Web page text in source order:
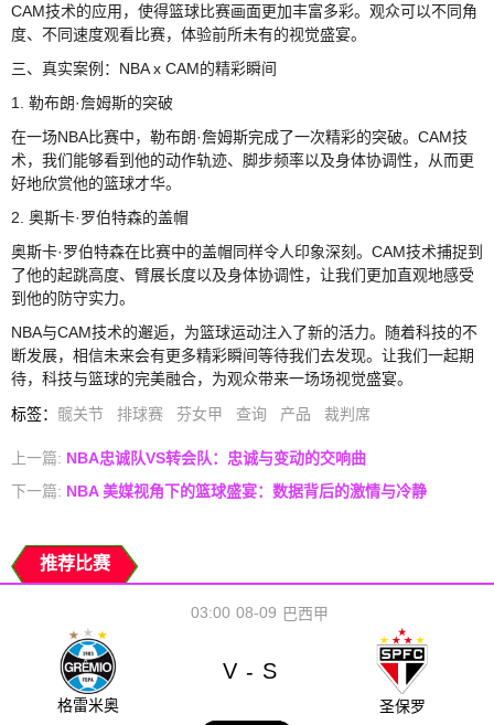
CAM技术的应用，使得篮球比赛画面更加丰富多彩。观众可以不同角
度、不同速度观看比赛，体验前所未有的视觉盛宴。
三、真实案例：NBA x CAM的精彩瞬间
1. 勒布朗·詹姆斯的突破
在一场NBA比赛中，勒布朗·詹姆斯完成了一次精彩的突破。CAM技
术，我们能够看到他的动作轨迹、脚步频率以及身体协调性，从而更
好地欣赏他的篮球才华。
2. 奥斯卡·罗伯特森的盖帽
奥斯卡·罗伯特森在比赛中的盖帽同样令人印象深刻。CAM技术捕捉到
了他的起跳高度、臂展长度以及身体协调性，让我们更加直观地感受
到他的防守实力。
NBA与CAM技术的邂逅，为篮球运动注入了新的活力。随着科技的不
断发展，相信未来会有更多精彩瞬间等待我们去发现。让我们一起期
待，科技与篮球的完美融合，为观众带来一场场视觉盛宴。
标签： 髋关节 排球赛 芬女甲 查询 产品 裁判席
上一篇: NBA忠诚队VS转会队：忠诚与变动的交响曲
下一篇: NBA 美媒视角下的篮球盛宴：数据背后的激情与冷静
推荐比赛
08-09
03:00 巴西甲
格雷米奥
V - S
圣保罗